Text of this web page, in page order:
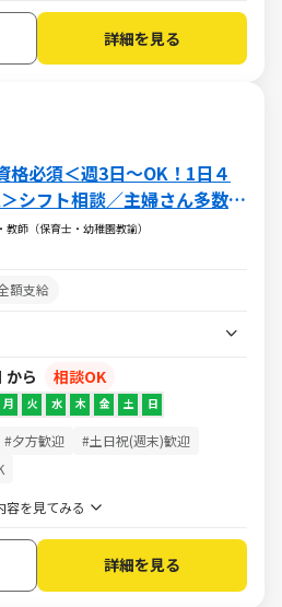
詳細を見る
格必須＜週3日～OK！1日４
シフト相談／主婦さん多数活
教師（保育士・幼稚園教諭）
額支給
から
相談OK
月 火 水 木 金 土 日
#夕方歓迎
#土日祝(週末)歓迎
容を見てみる
詳細を見る